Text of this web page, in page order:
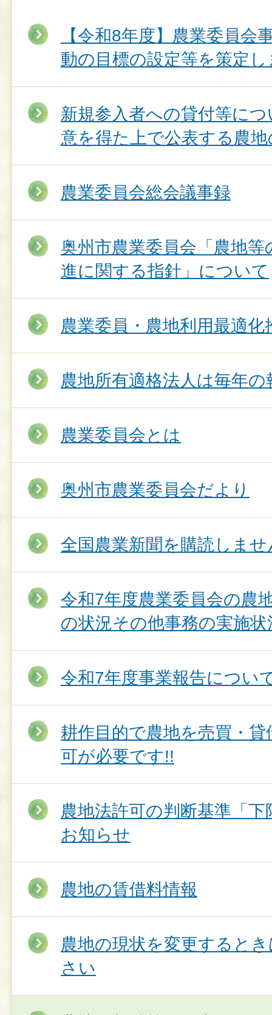
【令和8年度】農業委員会
動の目標の設定等を策定
新規参入者への貸付等に
意を得た上で公表する農
農業委員会総会議事録
奥州市農業委員会「農地
進に関する指針」について
農業委員・農地利用最適化
農地所有適格法人は毎年
農業委員会とは
奥州市農業委員会だより
全国農業新聞を購読しませ
令和7年度農業委員会の農
の状況その他事務の実施
令和7年度事業報告につい
耕作目的で農地を売買・
可が必要です!!
農地法許可の判断基準「
お知らせ
農地の賃借料情報
農地の現状を変更すると
さい